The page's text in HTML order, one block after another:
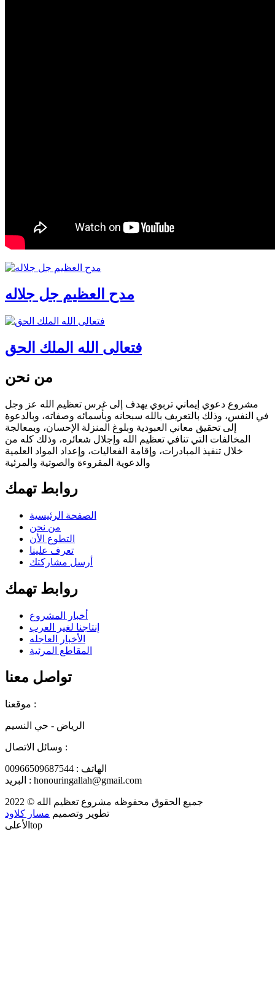
مدح العظيم جل جلاله
فتعالى الله الملك الحق
من نحن
مشروع دعوي إيماني تربوي يهدف إلى غرس تعظيم الله عز وجل
في النفس، وذلك بالتعريف بالله سبحانه وبأسمائه وصفاته، وبالدعوة
إلى تحقيق معاني العبودية وبلوغ المنزلة الإحسان، وبمعالجة
المخالفات التي تنافي تعظيم الله وإجلال شعائره، وذلك كله من
خلال تنفيذ المبادرات، وإقامة الفعاليات، وإعداد المواد العلمية
والدعوية المقروءة والصوتية والمرئية
روابط تهمك
الصفحة الرئيسية
من نحن
التطوع الأن
تعرف علينا
أرسل مشاركتك
روابط تهمك
أخبار المشروع
إنتاجنا لغير العرب
الأخبار العاجله
المقاطع المرئية
تواصل معنا
موقعنا :
الرياض - حي النسيم
وسائل الاتصال :
الهاتف : 00966509687544
البريد : honouringallah@gmail.com
جميع الحقوق محفوظه مشروع تعظيم الله © 2022
تطوير وتصميم مسار كلاود
الأعلى top